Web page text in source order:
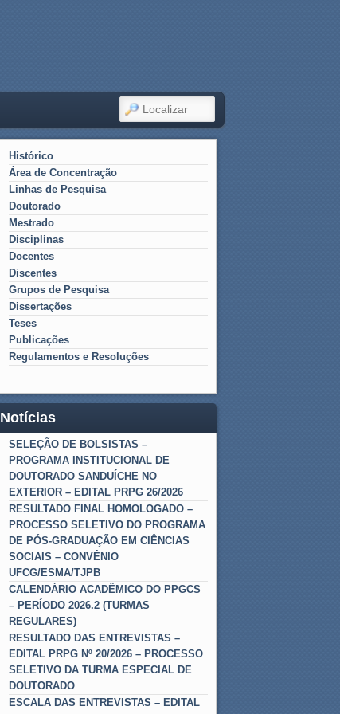
LOCALIZAR
Histórico
Área de Concentração
Linhas de Pesquisa
Doutorado
Mestrado
Disciplinas
Docentes
Discentes
Grupos de Pesquisa
Dissertações
Teses
Publicações
Regulamentos e Resoluções
Notícias
SELEÇÃO DE BOLSISTAS –
PROGRAMA INSTITUCIONAL DE
DOUTORADO SANDUÍCHE NO
EXTERIOR – EDITAL PRPG 26/2026
RESULTADO FINAL HOMOLOGADO –
PROCESSO SELETIVO DO PROGRAMA
DE PÓS-GRADUAÇÃO EM CIÊNCIAS
SOCIAIS – CONVÊNIO
UFCG/ESMA/TJPB
CALENDÁRIO ACADÊMICO DO PPGCS
– PERÍODO 2026.2 (TURMAS
REGULARES)
RESULTADO DAS ENTREVISTAS –
EDITAL PRPG Nº 20/2026 – PROCESSO
SELETIVO DA TURMA ESPECIAL DE
DOUTORADO
ESCALA DAS ENTREVISTAS – EDITAL